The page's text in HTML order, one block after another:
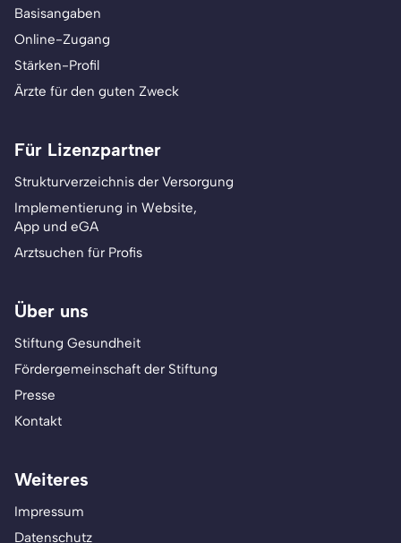
Basisangaben
Online-Zugang
Stärken-Profil
Ärzte für den guten Zweck
Für Lizenzpartner
Strukturverzeichnis der Versorgung
Implementierung in Website,
App und eGA
Arztsuchen für Profis
Über uns
Stiftung Gesundheit
Fördergemeinschaft der Stiftung
Presse
Kontakt
Weiteres
Impressum
Datenschutz